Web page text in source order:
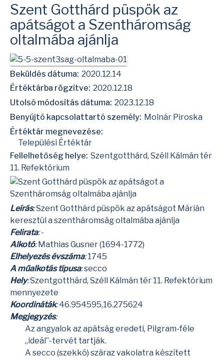
Szent Gotthárd püspök az
apátságot a Szentháromság
oltalmába ajánlja
Beküldés dátuma: 2020.12.14
Értéktárba rögzítve: 2020.12.18
Utolsó módosítás dátuma: 2023.12.18
Benyújtó kapcsolattartó személy: Molnár Piroska
Értéktár megnevezése:
Települési Értéktár
Fellelhetőség helye: Szentgotthárd, Széll Kálmán tér
11. Refektórium
Leírás:Szent Gotthárd püspök az apátságot Márián
keresztül a szentháromság oltalmába ajánlja
Felirata:-
Alkotó: Mathias Gusner(1694-1772)
Elhelyezés évszáma:1745
A műalkotás típusa:secco
Hely:Szentgotthárd, Széll Kálmán tér 11. Refektórium
mennyezete
Koordináták:46.954595,16.275624
Megjegyzés:
Az angyalok az apátság eredeti, Pilgram-féle
„ideál”-tervét tartják.
A secco (szekkó) száraz vakolatra készített